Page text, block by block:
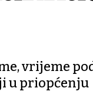
vrijeme
u priopćenju